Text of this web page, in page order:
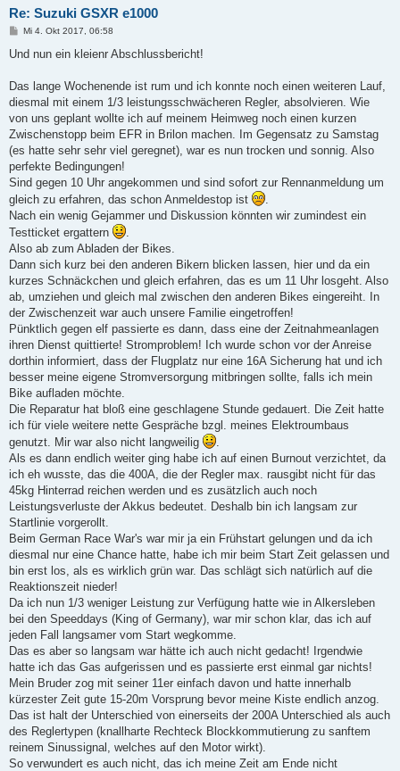
Re: Suzuki GSXR e1000
B
i
a
Mi 4. Okt 2017, 06:58
Und nun ein kleienr Abschlussbericht!
Das lange Wochenende ist rum und ich konnte noch einen weiteren Lauf,
diesmal mit einem 1/3 leistungsschwächeren Regler, absolvieren. Wie
von uns geplant wollte ich auf meinem Heimweg noch einen kurzen
Zwischenstopp beim EFR in Brilon machen. Im Gegensatz zu Samstag
(es hatte sehr sehr viel geregnet), war es nun trocken und sonnig. Also
perfekte Bedingungen!
Sind gegen 10 Uhr angekommen und sind sofort zur Rennanmeldung um
gleich zu erfahren, das schon Anmeldestop ist
Nach ein wenig Gejammer und Diskussion könnten wir zumindest ein
Testticket ergattern
Also ab zum Abladen der Bikes.
Dann sich kurz bei den anderen Bikern blicken lassen, hier und da ein
kurzes Schnäckchen und gleich erfahren, das es um 11 Uhr losgeht. Also
ab, umziehen und gleich mal zwischen den anderen Bikes eingereiht. In
der Zwischenzeit war auch unsere Familie eingetroffen!
Pünktlich gegen elf passierte es dann, dass eine der Zeitnahmeanlagen
ihren Dienst quittierte! Stromproblem! Ich wurde schon vor der Anreise
dorthin informiert, dass der Flugplatz nur eine 16A Sicherung hat und ich
besser meine eigene Stromversorgung mitbringen sollte, falls ich mein
Bike aufladen möchte.
Die Reparatur hat bloß eine geschlagene Stunde gedauert. Die Zeit hatte
ich für viele weitere nette Gespräche bzgl. meines Elektroumbaus
genutzt. Mir war also nicht langweilig
Als es dann endlich weiter ging habe ich auf einen Burnout verzichtet, da
ich eh wusste, das die 400A, die der Regler max. rausgibt nicht für das
45kg Hinterrad reichen werden und es zusätzlich auch noch
Leistungsverluste der Akkus bedeutet. Deshalb bin ich langsam zur
Startlinie vorgerollt.
Beim German Race War's war mir ja ein Frühstart gelungen und da ich
diesmal nur eine Chance hatte, habe ich mir beim Start Zeit gelassen und
bin erst los, als es wirklich grün war. Das schlägt sich natürlich auf die
Reaktionszeit nieder!
Da ich nun 1/3 weniger Leistung zur Verfügung hatte wie in Alkersleben
bei den Speeddays (King of Germany), war mir schon klar, das ich auf
jeden Fall langsamer vom Start wegkomme.
Das es aber so langsam war hätte ich auch nicht gedacht! Irgendwie
hatte ich das Gas aufgerissen und es passierte erst einmal gar nichts!
Mein Bruder zog mit seiner 11er einfach davon und hatte innerhalb
kürzester Zeit gute 15-20m Vorsprung bevor meine Kiste endlich anzog.
Das ist halt der Unterschied von einerseits der 200A Unterschied als auch
des Reglertypen (knallharte Rechteck Blockkommutierung zu sanftem
reinem Sinussignal, welches auf den Motor wirkt).
So verwundert es auch nicht, das ich meine Zeit am Ende nicht